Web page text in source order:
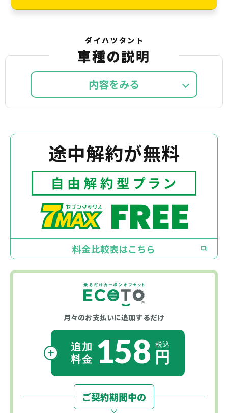
ダイハツタント
車種の説明
内容を
途中解約が無料
料金比較表はこちら
月々のお支払いに追加するだけ
158
ご契約期間中の